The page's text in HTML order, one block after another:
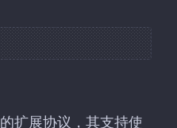
扩展协议，其支持使